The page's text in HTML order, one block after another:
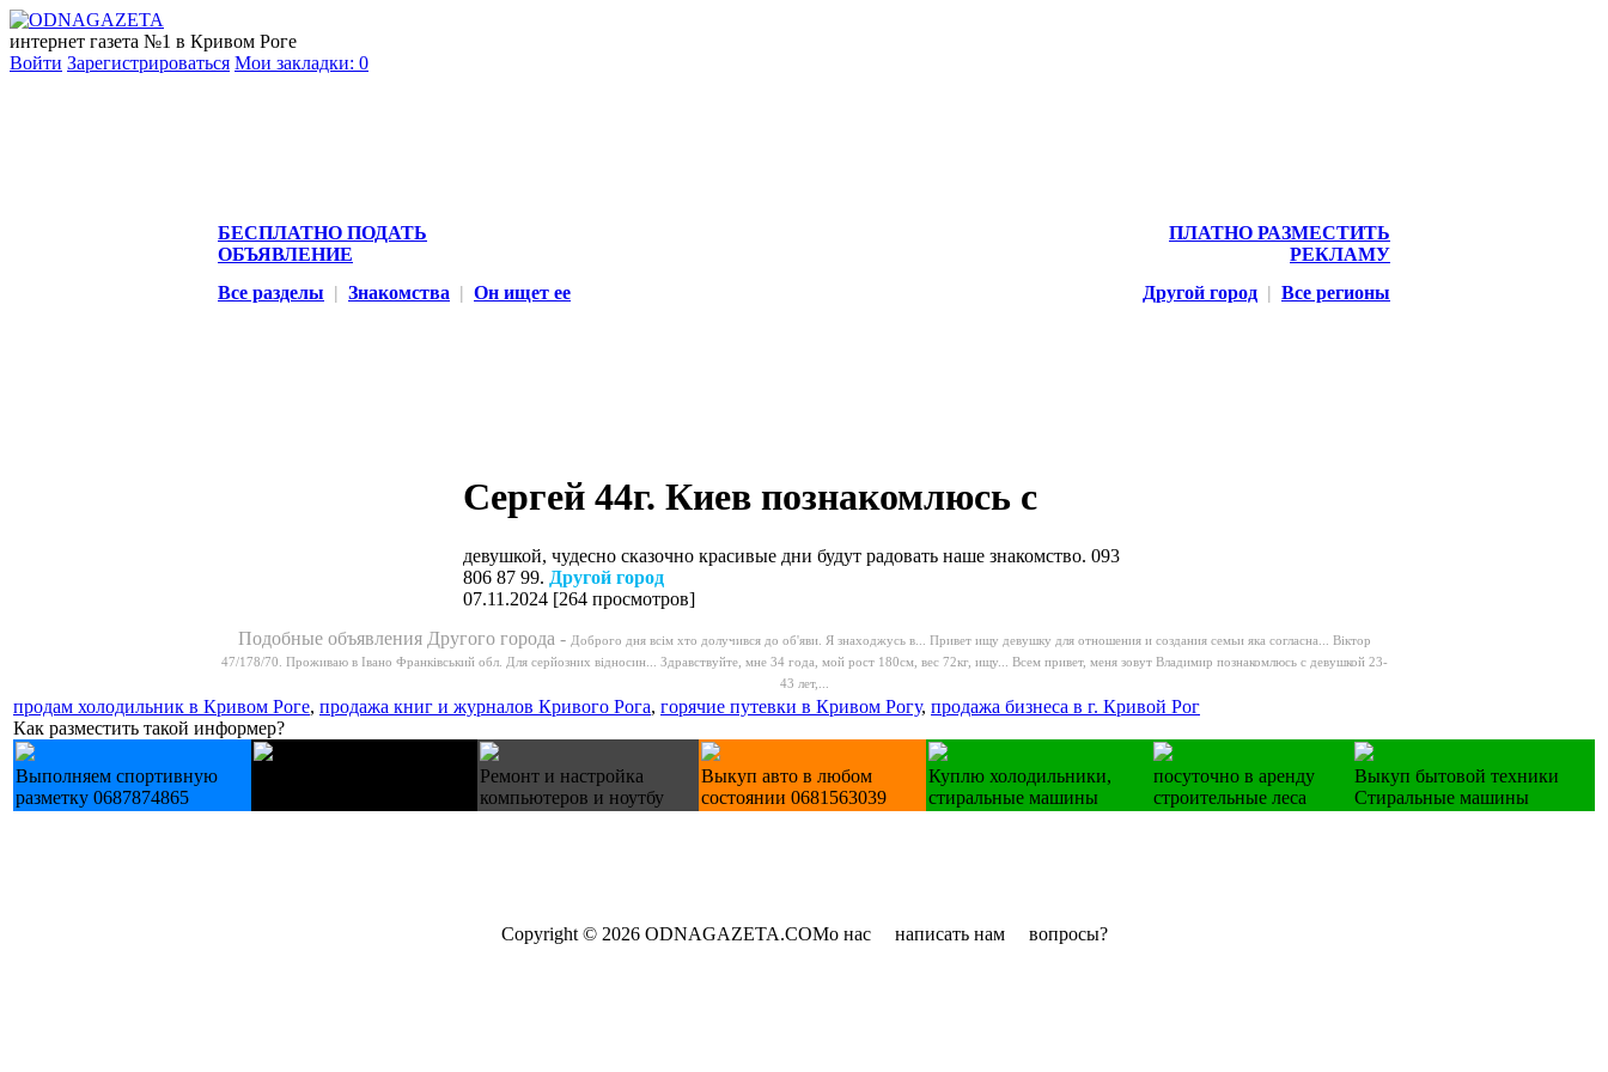
интернет газета №1 в Кривом Роге
Войти Зарегистрироваться Мои закладки: 0
БЕСПЛАТНО ПОДАТЬ
ОБЪЯВЛЕНИЕ
ПЛАТНО РАЗМЕСТИТЬ
РЕКЛАМУ
Все разделы | Знакомства | Он ищет ее Другой город | Все регионы
Сергей 44г. Киев познакомлюсь с
девушкой, чудесно сказочно красивые дни будут радовать наше знакомство. 093
806 87 99. Другой город
07.11.2024 [264 просмотров]
Подобные объявления Другого города - Доброго дня всім хто долучився до об'яви. Я знаходжусь в... Привет ищу девушку для отношения и создания семьи яка согласна... Віктор
47/178/70. Проживаю в Івано Франківський обл. Для серйозних відносин... Здравствуйте, мне 34 года, мой рост 180см, вес 72кг, ищу... Всем привет, меня зовут Владимир познакомлюсь с девушкой 23-
43 лет,...
продам холодильник в Кривом Роге, продажа книг и журналов Кривого Рога, горячие путевки в Кривом Рогу, продажа бизнеса в г. Кривой Рог
Как разместить такой информер?
Выполняем спортивную
разметку 0687874865
Ремонт и настройка
компьютеров и ноутбу
Выкуп авто в любом
состоянии 0681563039
Куплю холодильники,
стиральные машины
посуточно в аренду
строительные леса
Выкуп бытовой техники
Стиральные машины
Copyright © 2026 ODNAGAZETA.COMо нас написать нам вопросы?